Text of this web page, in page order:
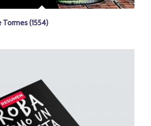
Tormes (1554)